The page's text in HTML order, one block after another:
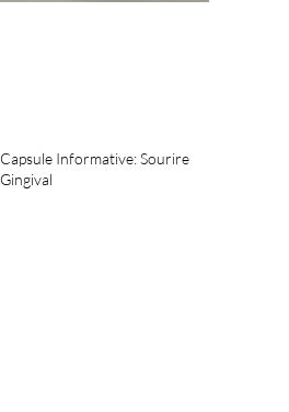
Capsule Informative: Sourire
Gingival